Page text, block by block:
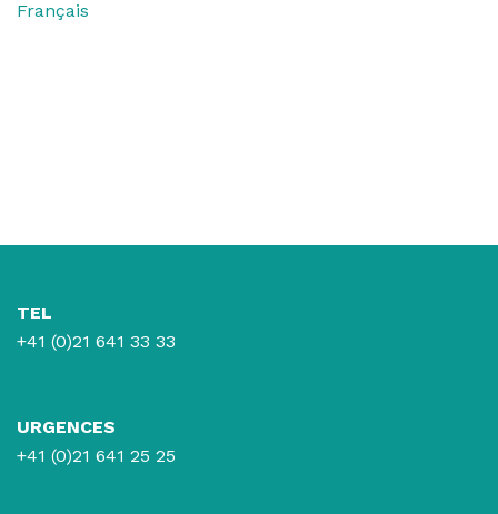
Français
TEL
+41 (0)21 641 33 33
URGENCES
+41 (0)21 641 25 25